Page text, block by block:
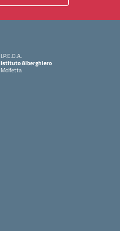
I.P.E.O.A.
Istituto Alberghiero
Molfetta